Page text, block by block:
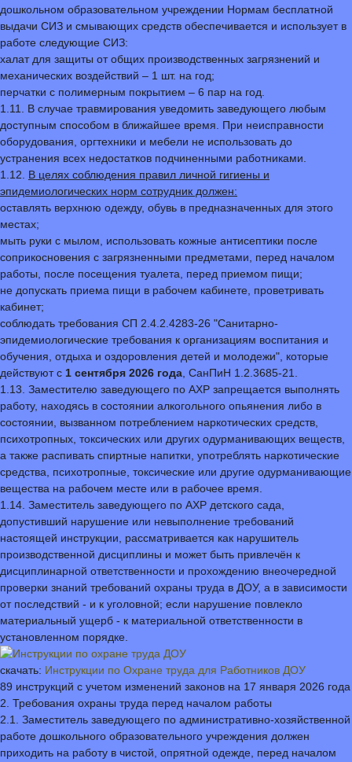
дошкольном образовательном учреждении Нормам бесплатной
выдачи СИЗ и смывающих средств обеспечивается и использует в
работе следующие СИЗ:
халат для защиты от общих производственных загрязнений и
механических воздействий – 1 шт. на год;
перчатки с полимерным покрытием – 6 пар на год.
1.11. В случае травмирования уведомить заведующего любым
доступным способом в ближайшее время. При неисправности
оборудования, оргтехники и мебели не использовать до
устранения всех недостатков подчиненными работниками.
1.12. В целях соблюдения правил личной гигиены и
эпидемиологических норм сотрудник должен:
оставлять верхнюю одежду, обувь в предназначенных для этого
местах;
мыть руки с мылом, использовать кожные антисептики после
соприкосновения с загрязненными предметами, перед началом
работы, после посещения туалета, перед приемом пищи;
не допускать приема пищи в рабочем кабинете, проветривать
кабинет;
соблюдать требования СП 2.4.2.4283-26 "Санитарно-
эпидемиологические требования к организациям воспитания и
обучения, отдыха и оздоровления детей и молодежи", которые
действуют с 1 сентября 2026 года , СанПиН 1.2.3685-21.
1.13. Заместителю заведующего по АХР запрещается выполнять
работу, находясь в состоянии алкогольного опьянения либо в
состоянии, вызванном потреблением наркотических средств,
психотропных, токсических или других одурманивающих веществ,
а также распивать спиртные напитки, употреблять наркотические
средства, психотропные, токсические или другие одурманивающие
вещества на рабочем месте или в рабочее время.
1.14. Заместитель заведующего по АХР детского сада,
допустивший нарушение или невыполнение требований
настоящей инструкции, рассматривается как нарушитель
производственной дисциплины и может быть привлечён к
дисциплинарной ответственности и прохождению внеочередной
проверки знаний требований охраны труда в ДОУ, а в зависимости
от последствий - и к уголовной; если нарушение повлекло
материальный ущерб - к материальной ответственности в
установленном порядке.
скачать: Инструкции по Охране труда для Работников ДОУ
89 инструкций с учетом изменений законов на 17 января 2026 года
2. Требования охраны труда перед началом работы
2.1. Заместитель заведующего по административно-хозяйственной
работе дошкольного образовательного учреждения должен
приходить на работу в чистой, опрятной одежде, перед началом